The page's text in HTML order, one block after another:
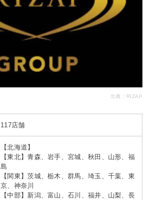
出典： RIZAP
117店舗
【北海道】
【東北】青森、岩手、宮城、秋田、山形、福
島
【関東】茨城、栃木、群馬、埼玉、千葉、東
京、神奈川
【中部】新潟、富山、石川、福井、山梨、長